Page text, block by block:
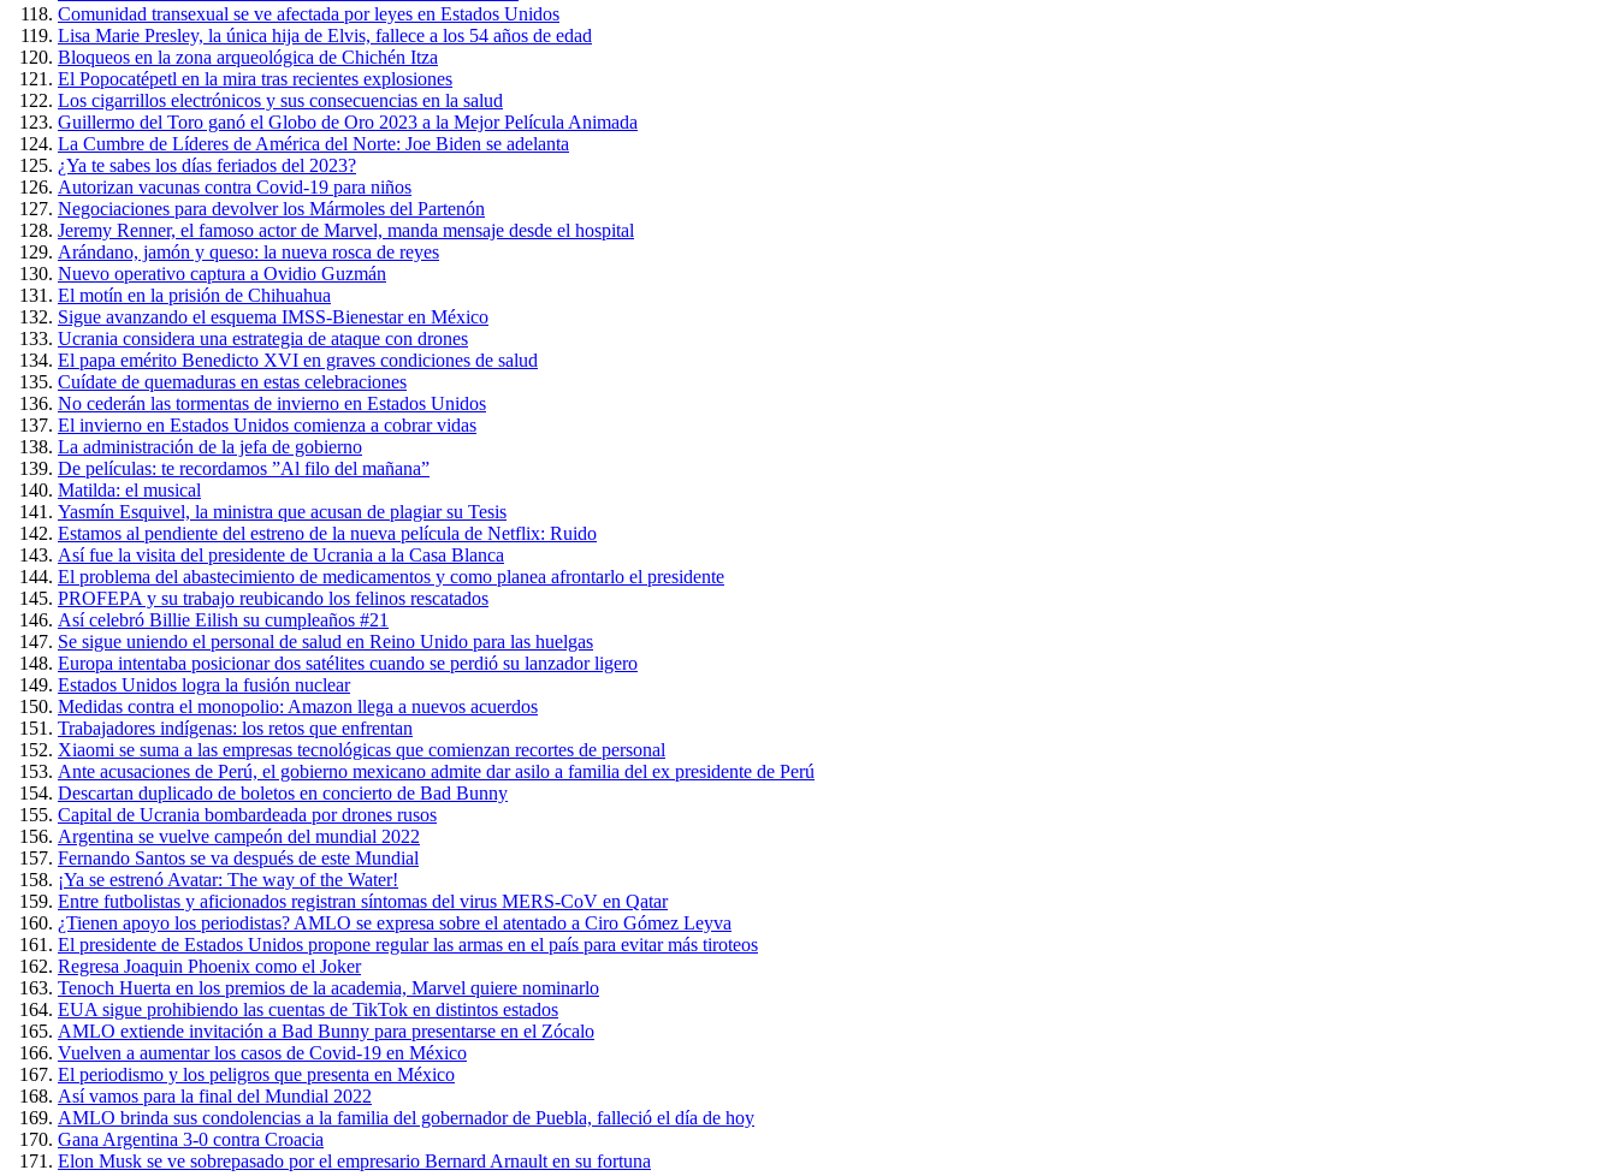
Comunidad transexual se ve afectada por leyes en Estados Unidos
Lisa Marie Presley, la única hija de Elvis, fallece a los 54 años de edad
Bloqueos en la zona arqueológica de Chichén Itza
El Popocatépetl en la mira tras recientes explosiones
Los cigarrillos electrónicos y sus consecuencias en la salud
Guillermo del Toro ganó el Globo de Oro 2023 a la Mejor Película Animada
La Cumbre de Líderes de América del Norte: Joe Biden se adelanta
¿Ya te sabes los días feriados del 2023?
Autorizan vacunas contra Covid-19 para niños
Negociaciones para devolver los Mármoles del Partenón
Jeremy Renner, el famoso actor de Marvel, manda mensaje desde el hospital
Arándano, jamón y queso: la nueva rosca de reyes
Nuevo operativo captura a Ovidio Guzmán
El motín en la prisión de Chihuahua
Sigue avanzando el esquema IMSS-Bienestar en México
Ucrania considera una estrategia de ataque con drones
El papa emérito Benedicto XVI en graves condiciones de salud
Cuídate de quemaduras en estas celebraciones
No cederán las tormentas de invierno en Estados Unidos
El invierno en Estados Unidos comienza a cobrar vidas
La administración de la jefa de gobierno
De películas: te recordamos ”Al filo del mañana”
Matilda: el musical
Yasmín Esquivel, la ministra que acusan de plagiar su Tesis
Estamos al pendiente del estreno de la nueva película de Netflix: Ruido
Así fue la visita del presidente de Ucrania a la Casa Blanca
El problema del abastecimiento de medicamentos y como planea afrontarlo el presidente
PROFEPA y su trabajo reubicando los felinos rescatados
Así celebró Billie Eilish su cumpleaños #21
Se sigue uniendo el personal de salud en Reino Unido para las huelgas
Europa intentaba posicionar dos satélites cuando se perdió su lanzador ligero
Estados Unidos logra la fusión nuclear
Medidas contra el monopolio: Amazon llega a nuevos acuerdos
Trabajadores indígenas: los retos que enfrentan
Xiaomi se suma a las empresas tecnológicas que comienzan recortes de personal
Ante acusaciones de Perú, el gobierno mexicano admite dar asilo a familia del ex presidente de Perú
Descartan duplicado de boletos en concierto de Bad Bunny
Capital de Ucrania bombardeada por drones rusos
Argentina se vuelve campeón del mundial 2022
Fernando Santos se va después de este Mundial
¡Ya se estrenó Avatar: The way of the Water!
Entre futbolistas y aficionados registran síntomas del virus MERS-CoV en Qatar
¿Tienen apoyo los periodistas? AMLO se expresa sobre el atentado a Ciro Gómez Leyva
El presidente de Estados Unidos propone regular las armas en el país para evitar más tiroteos
Regresa Joaquin Phoenix como el Joker
Tenoch Huerta en los premios de la academia, Marvel quiere nominarlo
EUA sigue prohibiendo las cuentas de TikTok en distintos estados
AMLO extiende invitación a Bad Bunny para presentarse en el Zócalo
Vuelven a aumentar los casos de Covid-19 en México
El periodismo y los peligros que presenta en México
Así vamos para la final del Mundial 2022
AMLO brinda sus condolencias a la familia del gobernador de Puebla, falleció el día de hoy
Gana Argentina 3-0 contra Croacia
Elon Musk se ve sobrepasado por el empresario Bernard Arnault en su fortuna